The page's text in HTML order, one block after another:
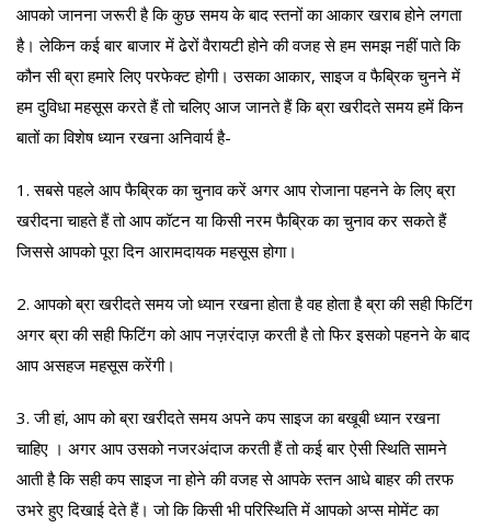
आपको जानना जरूरी है कि कुछ समय के बाद स्तनों का आकार खराब होने लगता
है। लेकिन कई बार बाजार में ढेरों वैरायटी होने की वजह से हम समझ नहीं पाते कि
कौन सी ब्रा हमारे लिए परफेक्ट होगी। उसका आकार, साइज व फैब्रिक चुनने में
हम दुविधा महसूस करते हैं तो चलिए आज जानते हैं कि ब्रा खरीदते समय हमें किन
बातों का विशेष ध्यान रखना अनिवार्य है-
1. सबसे पहले आप फैब्रिक का चुनाव करें अगर आप रोजाना पहनने के लिए ब्रा
खरीदना चाहते हैं तो आप कॉटन या किसी नरम फैब्रिक का चुनाव कर सकते हैं
जिससे आपको पूरा दिन आरामदायक महसूस होगा।
2. आपको ब्रा खरीदते समय जो ध्यान रखना होता है वह होता है ब्रा की सही फिटिंग
अगर ब्रा की सही फिटिंग को आप नज़रंदाज़ करती है तो फिर इसको पहनने के बाद
आप असहज महसूस करेंगी।
3. जी हां, आप को ब्रा खरीदते समय अपने कप साइज का बखूबी ध्यान रखना
चाहिए । अगर आप उसको नजरअंदाज करती हैं तो कई बार ऐसी स्थिति सामने
आती है कि सही कप साइज ना होने की वजह से आपके स्तन आधे बाहर की तरफ
उभरे हुए दिखाई देते हैं। जो कि किसी भी परिस्थिति में आपको अप्स मोमेंट का